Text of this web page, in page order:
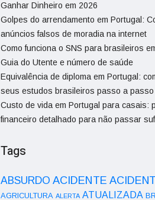
Ganhar Dinheiro em 2026
Golpes do arrendamento em Portugal:
anúncios falsos de moradia na internet
Como funciona o SNS para brasileiros
Guia do Utente e número de saúde
Equivalência de diploma em Portugal:
seus estudos brasileiros passo a passo
Custo de vida em Portugal para casais:
financeiro detalhado para não passar
Tags
ABSURDO ACIDENTE
AGRICULTURA ALERTA ATUALIZADA